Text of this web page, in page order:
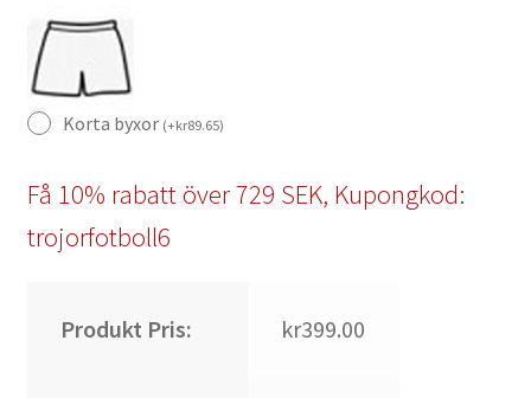
Korta byxor (+kr89.65)
Få 10% rabatt över 729 SEK, Kupongkod:
trojorfotboll6
Produkt Pris: kr399.00